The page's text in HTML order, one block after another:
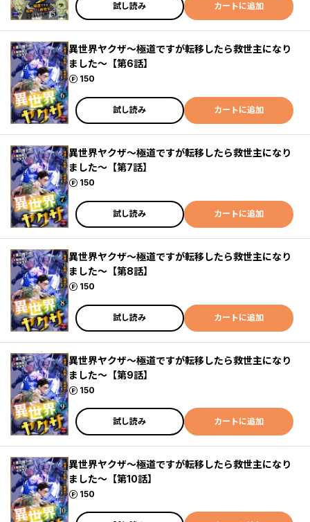
試し読み カートに追加
異世界ヤクザ～極道ですが転移したら救世主になり
ました～【第6話】
150
ポイント
試し読み カートに追加
異世界ヤクザ～極道ですが転移したら救世主になり
ました～【第7話】
150
ポイント
試し読み カートに追加
異世界ヤクザ～極道ですが転移したら救世主になり
ました～【第8話】
150
ポイント
試し読み カートに追加
異世界ヤクザ～極道ですが転移したら救世主になり
ました～【第9話】
150
ポイント
試し読み カートに追加
異世界ヤクザ～極道ですが転移したら救世主になり
ました～【第10話】
150
ポイント